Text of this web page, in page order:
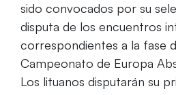
sido convocados por su
disputa de los encuentros
correspondientes a la fase
Campeonato de Europa
Los lituanos disputarán su